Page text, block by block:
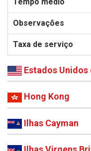
Estados Unidos
Hong Kong
Ilhas Cayman